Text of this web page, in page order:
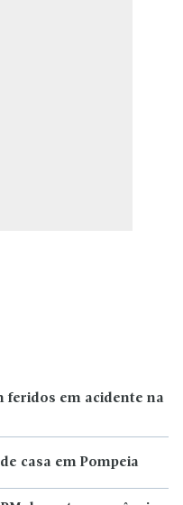
feridos em acidente na
casa em Pompeia